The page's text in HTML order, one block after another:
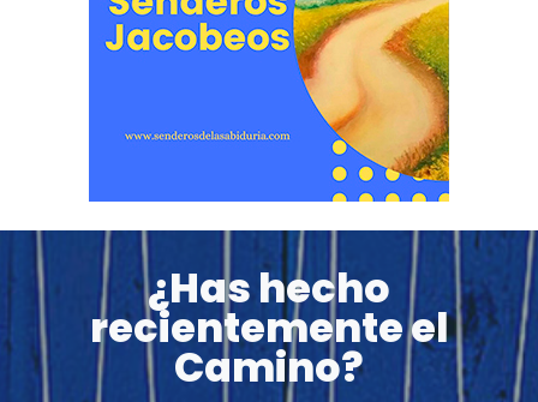
¿Has hecho
recientemente el
Camino?